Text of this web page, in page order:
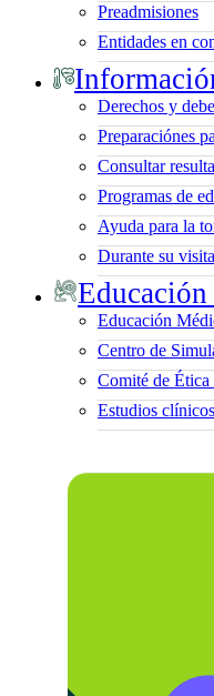
Preadmisiones
Entidades en
Derechos y
Preparaciónes
Consultar
Programas de
Ayuda para la
Durante su visita
Educación
Centro de
Comité de
Estudios clínicos